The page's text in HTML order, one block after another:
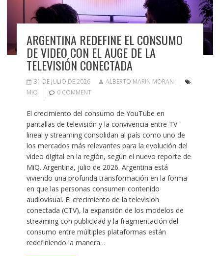
ARGENTINA REDEFINE EL CONSUMO
DE VIDEO CON EL AUGE DE LA
TELEVISIÓN CONECTADA
31 DE JULIO DE 2026
ALBERTO MARIN MORAN
MIQ
0 COMMENT
El crecimiento del consumo de YouTube en
pantallas de televisión y la convivencia entre TV
lineal y streaming consolidan al país como uno de
los mercados más relevantes para la evolución del
video digital en la región, según el nuevo reporte de
MiQ. Argentina, julio de 2026. Argentina está
viviendo una profunda transformación en la forma
en que las personas consumen contenido
audiovisual. El crecimiento de la televisión
conectada (CTV), la expansión de los modelos de
streaming con publicidad y la fragmentación del
consumo entre múltiples plataformas están
redefiniendo la manera…